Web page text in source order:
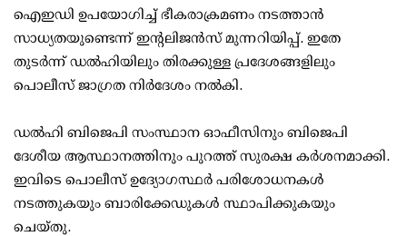
ഐഇഡി ഉപയോഗിച്ച് ഭീകരാക്രമണം നടത്താൻ
സാധ്യതയുണ്ടെന്ന് ഇൻ്റലിജൻസ് മുന്നറിയിപ്പ്. ഇതേ
തുടർന്ന് ഡൽഹിയിലും തിരക്കുള്ള പ്രദേശങ്ങളിലും
പൊലീസ് ജാഗ്രത നിർദേശം നൽകി.
ഡൽഹി ബിജെപി സംസ്ഥാന ഓഫീസിനും ബിജെപി
ദേശീയ ആസ്ഥാനത്തിനും പുറത്ത് സുരക്ഷ കർശനമാക്കി.
ഇവിടെ പൊലീസ് ഉദ്യോഗസ്ഥർ പരിശോധനകൾ
നടത്തുകയും ബാരിക്കേഡുകൾ സ്ഥാപിക്കുകയും
ചെയ്തു.